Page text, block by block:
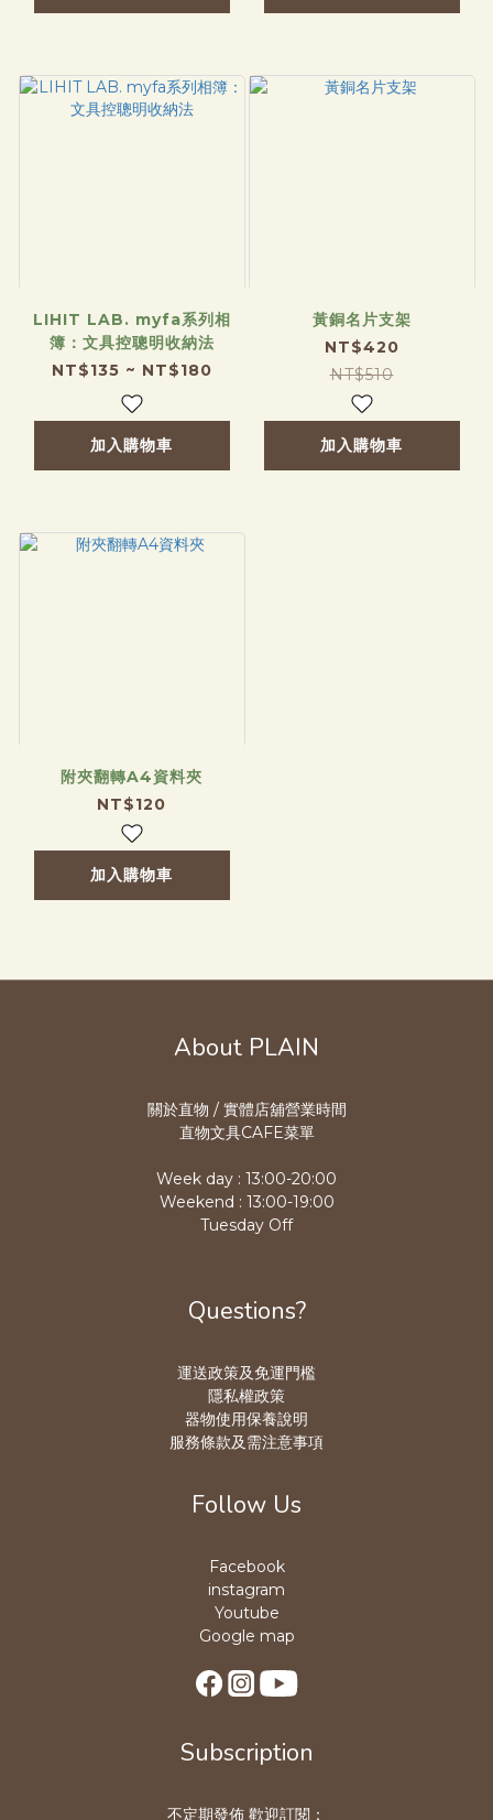
LIHIT LAB. myfa系列相
簿：文具控聰明收納法
NT$135 ~ NT$180
加入購物車
黃銅名片支架
NT$420
NT$510
加入購物車
附夾翻轉A4資料夾
NT$120
加入購物車
About PLAIN
關於直物 / 實體店舖營業時間
直物文具CAFE菜單
Week day : 13:00-20:00
Weekend : 13:00-19:00
Tuesday Off
Questions?
運送政策及免運門檻
隱私權政策
器物使用保養說明
服務條款及需注意事項
Follow Us
Facebook
instagram
Youtube
Google map
Subscription
不定期發佈 歡迎訂閱：